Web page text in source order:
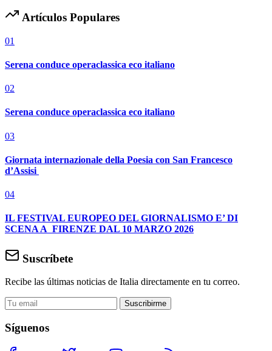
Artículos Populares
01
Serena conduce operaclassica eco italiano
02
Serena conduce operaclassica eco italiano
03
Giornata internazionale della Poesia con San Francesco
d’Assisi
04
IL FESTIVAL EUROPEO DEL GIORNALISMO E’ DI
SCENA A FIRENZE DAL 10 MARZO 2026
Suscríbete
Recibe las últimas noticias de Italia directamente en tu correo.
Suscribirme
Síguenos